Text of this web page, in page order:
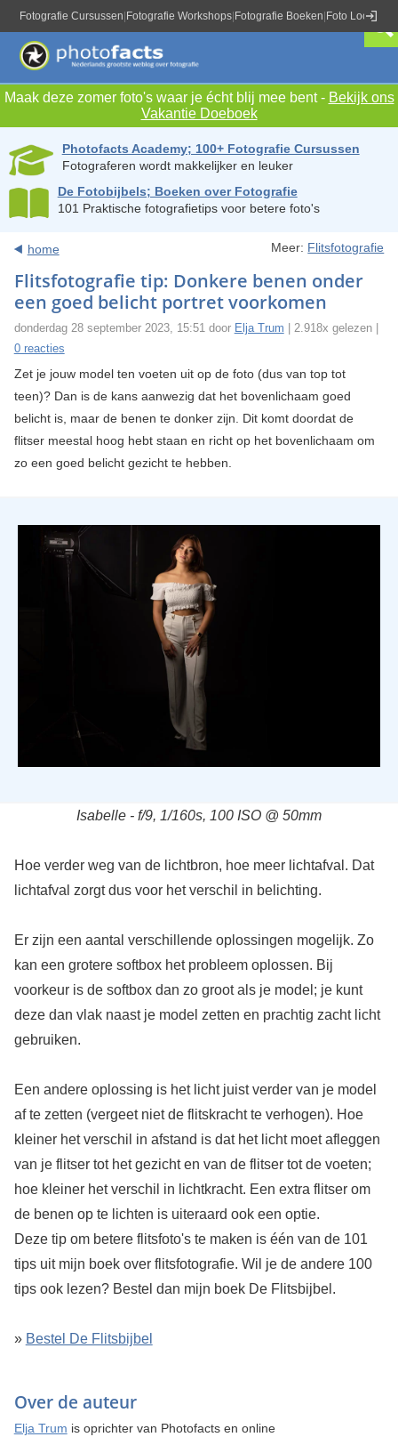
Fotografie Cursussen Fotografie Workshops Fotografie Boeken Foto Locaties
Maak deze zomer foto's waar je écht blij mee bent - Bekijk ons
Vakantie Doeboek
Photofacts Academy; 100+ Fotografie Cursussen
Fotograferen wordt makkelijker en leuker
De Fotobijbels; Boeken over Fotografie
101 Praktische fotografietips voor betere foto's
home Meer: Flitsfotografie
Flitsfotografie tip: Donkere benen onder
een goed belicht portret voorkomen
donderdag 28 september 2023, 15:51 door Elja Trum | 2.918x gelezen |
0 reacties
Zet je jouw model ten voeten uit op de foto (dus van top tot
teen)? Dan is de kans aanwezig dat het bovenlichaam goed
belicht is, maar de benen te donker zijn. Dit komt doordat de
flitser meestal hoog hebt staan en richt op het bovenlichaam om
zo een goed belicht gezicht te hebben.
Isabelle - f/9, 1/160s, 100 ISO @ 50mm
Hoe verder weg van de lichtbron, hoe meer lichtafval. Dat
lichtafval zorgt dus voor het verschil in belichting.
Er zijn een aantal verschillende oplossingen mogelijk. Zo
kan een grotere softbox het probleem oplossen. Bij
voorkeur is de softbox dan zo groot als je model; je kunt
deze dan vlak naast je model zetten en prachtig zacht licht
gebruiken.
Een andere oplossing is het licht juist verder van je model
af te zetten (vergeet niet de flitskracht te verhogen). Hoe
kleiner het verschil in afstand is dat het licht moet afleggen
van je flitser tot het gezicht en van de flitser tot de voeten;
hoe kleiner het verschil in lichtkracht. Een extra flitser om
de benen op te lichten is uiteraard ook een optie.
Deze tip om betere flitsfoto's te maken is één van de 101
tips uit mijn boek over flitsfotografie. Wil je de andere 100
tips ook lezen? Bestel dan mijn boek De Flitsbijbel.
» Bestel De Flitsbijbel
Over de auteur
Elja Trum is oprichter van Photofacts en online